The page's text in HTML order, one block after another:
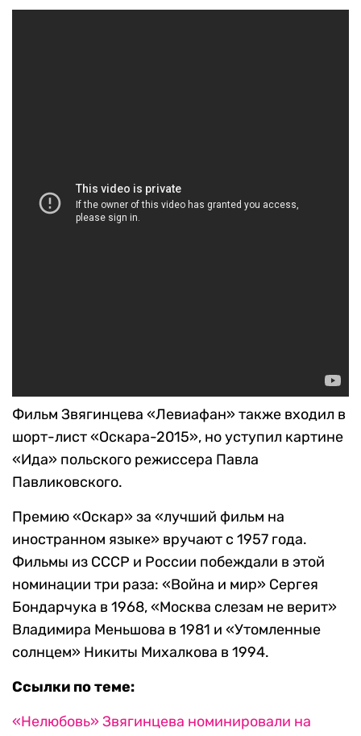
Фильм Звягинцева «Левиафан» также входил в
шорт-лист «Оскара-2015», но уступил картине
«Ида» польского режиссера Павла
Павликовского.
Премию «Оскар» за «лучший фильм на
иностранном языке» вручают с 1957 года.
Фильмы из СССР и России побеждали в этой
номинации три раза: «Война и мир» Сергея
Бондарчука в 1968, «Москва слезам не верит»
Владимира Меньшова в 1981 и «Утомленные
солнцем» Никиты Михалкова в 1994.
Ссылки по теме:
«Нелюбовь» Звягинцева номинировали на